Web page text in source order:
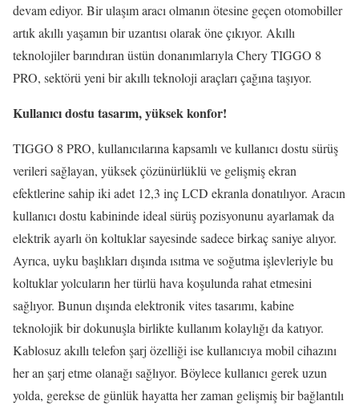
devam ediyor. Bir ulaşım aracı olmanın ötesine geçen otomobiller
artık akıllı yaşamın bir uzantısı olarak öne çıkıyor. Akıllı
teknolojiler barındıran üstün donanımlarıyla Chery TIGGO 8
PRO, sektörü yeni bir akıllı teknoloji araçları çağına taşıyor.
Kullanıcı dostu tasarım, yüksek konfor!
TIGGO 8 PRO, kullanıcılarına kapsamlı ve kullanıcı dostu sürüş
verileri sağlayan, yüksek çözünürlüklü ve gelişmiş ekran
efektlerine sahip iki adet 12,3 inç LCD ekranla donatılıyor. Aracın
kullanıcı dostu kabininde ideal sürüş pozisyonunu ayarlamak da
elektrik ayarlı ön koltuklar sayesinde sadece birkaç saniye alıyor.
Ayrıca, uyku başlıkları dışında ısıtma ve soğutma işlevleriyle bu
koltuklar yolcuların her türlü hava koşulunda rahat etmesini
sağlıyor. Bunun dışında elektronik vites tasarımı, kabine
teknolojik bir dokunuşla birlikte kullanım kolaylığı da katıyor.
Kablosuz akıllı telefon şarj özelliği ise kullanıcıya mobil cihazını
her an şarj etme olanağı sağlıyor. Böylece kullanıcı gerek uzun
yolda, gerekse de günlük hayatta her zaman gelişmiş bir bağlantılı